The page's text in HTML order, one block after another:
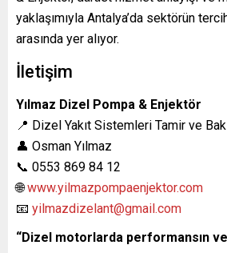
yaklaşımıyla Antalya’da sektörün
arasında yer alıyor.
İletişim
Yılmaz Dizel Pompa & Enjektör
📍 Dizel Yakıt Sistemleri Tamir ve
👤 Osman Yılmaz
📞 0553 869 84 12
🌐www.yilmazpompaenjektor.com
📧 yilmazdizelant@gmail.com
“Dizel motorlarda performansın